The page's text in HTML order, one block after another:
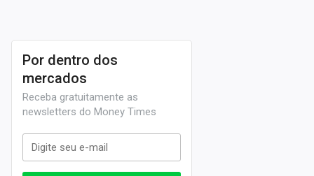
Por dentro dos
mercados
Receba gratuitamente as
newsletters do Money Times